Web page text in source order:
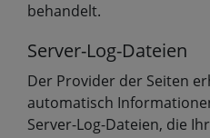
behandelt.
Server-Log-Dateien
Der Provider der Seiten
automatisch
Server-Log-Dateien, die